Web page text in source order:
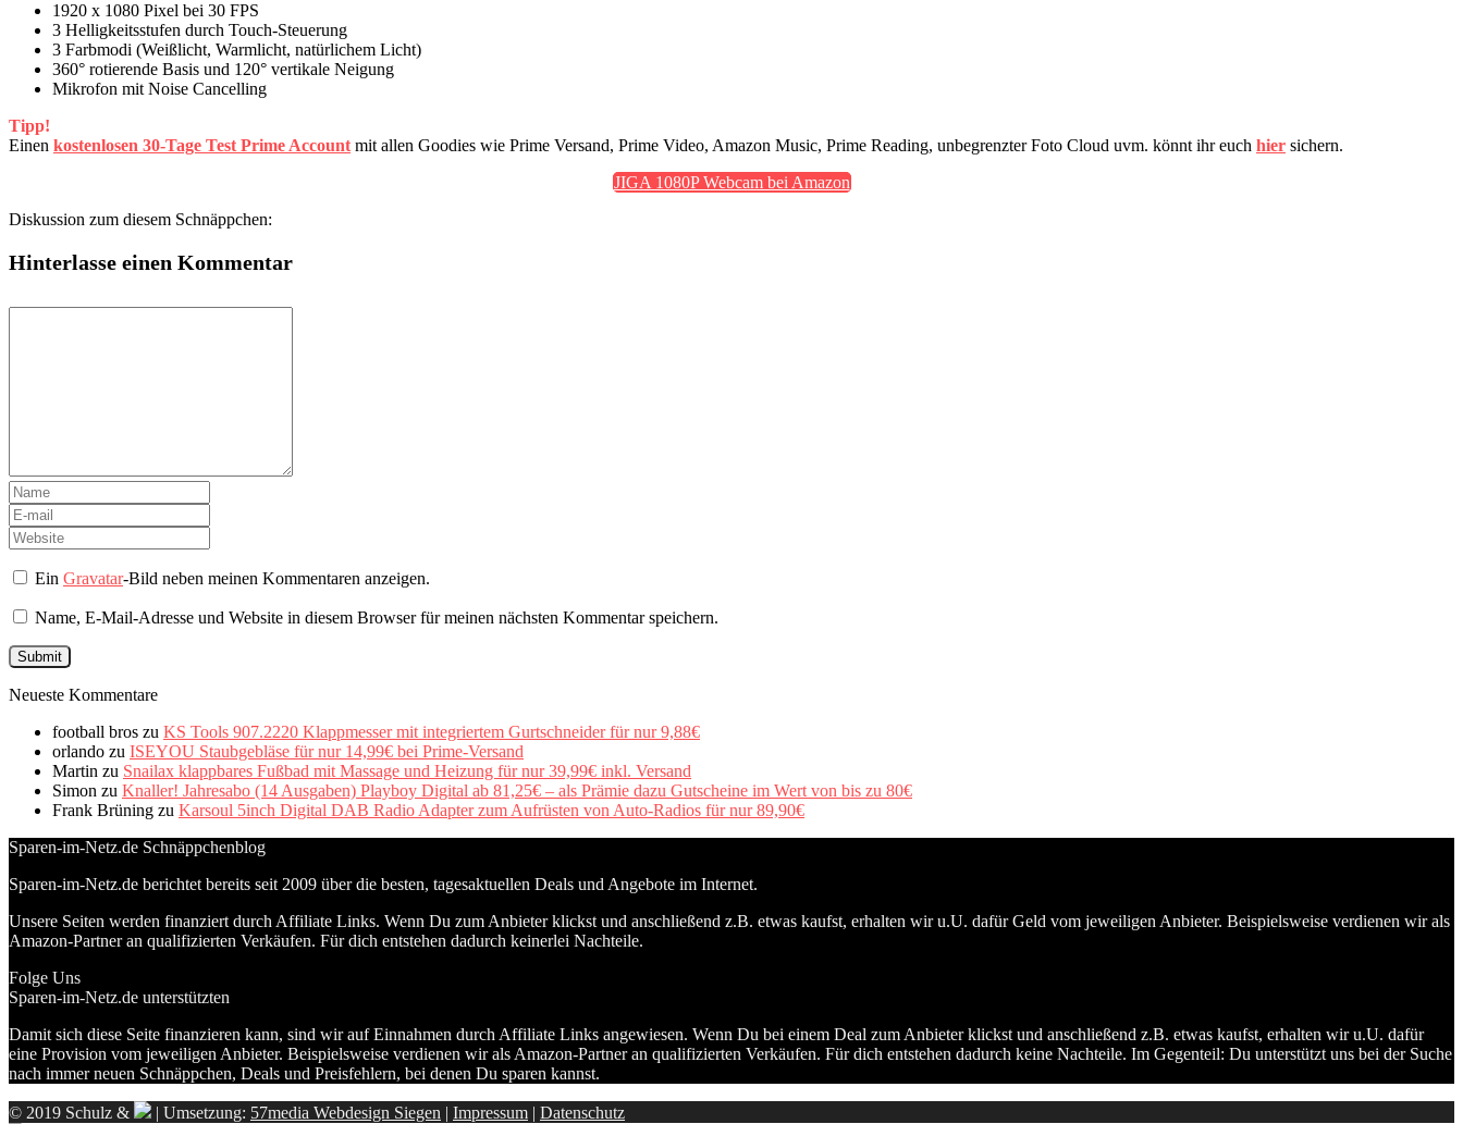
1920 x 1080 Pixel bei 30 FPS
3 Helligkeitsstufen durch Touch-Steuerung
3 Farbmodi (Weißlicht, Warmlicht, natürlichem Licht)
360° rotierende Basis und 120° vertikale Neigung
Mikrofon mit Noise Cancelling
Tipp!
Einen kostenlosen 30-Tage Test Prime Account mit allen Goodies wie Prime Versand, Prime Video, Amazon Music, Prime Reading, unbegrenzter Foto Cloud uvm. könnt ihr euch hier sichern.
JIGA 1080P Webcam bei Amazon
Diskussion zum diesem Schnäppchen:
Hinterlasse einen Kommentar
EinGravatar-Bild neben meinen Kommentaren anzeigen.
Name, E-Mail-Adresse und Website in diesem Browser für meinen nächsten Kommentar speichern.
Neueste Kommentare
football bros zu KS Tools 907.2220 Klappmesser mit integriertem Gurtschneider für nur 9,88€
orlando zu ISEYOU Staubgebläse für nur 14,99€ bei Prime-Versand
Martin zu Snailax klappbares Fußbad mit Massage und Heizung für nur 39,99€ inkl. Versand
Simon zu Knaller! Jahresabo (14 Ausgaben) Playboy Digital ab 81,25€ – als Prämie dazu Gutscheine im Wert von bis zu 80€
Frank Brüning zu Karsoul 5inch Digital DAB Radio Adapter zum Aufrüsten von Auto-Radios für nur 89,90€
Sparen-im-Netz.de Schnäppchenblog
Sparen-im-Netz.de berichtet bereits seit 2009 über die besten, tagesaktuellen Deals und Angebote im Internet.
Unsere Seiten werden finanziert durch Affiliate Links. Wenn Du zum Anbieter klickst und anschließend z.B. etwas kaufst, erhalten wir u.U. dafür Geld vom jeweiligen Anbieter. Beispielsweise verdienen wir als
Amazon-Partner an qualifizierten Verkäufen. Für dich entstehen dadurch keinerlei Nachteile.
Folge Uns
Sparen-im-Netz.de unterstützten
Damit sich diese Seite finanzieren kann, sind wir auf Einnahmen durch Affiliate Links angewiesen. Wenn Du bei einem Deal zum Anbieter klickst und anschließend z.B. etwas kaufst, erhalten wir u.U. dafür
eine Provision vom jeweiligen Anbieter. Beispielsweise verdienen wir als Amazon-Partner an qualifizierten Verkäufen. Für dich entstehen dadurch keine Nachteile. Im Gegenteil: Du unterstützt uns bei der Suche
nach immer neuen Schnäppchen, Deals und Preisfehlern, bei denen Du sparen kannst.
© 2019 Schulz & | Umsetzung: 57media Webdesign Siegen | Impressum | Datenschutz